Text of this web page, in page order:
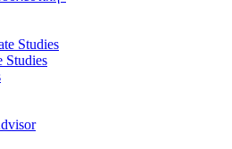
Studies
Studies